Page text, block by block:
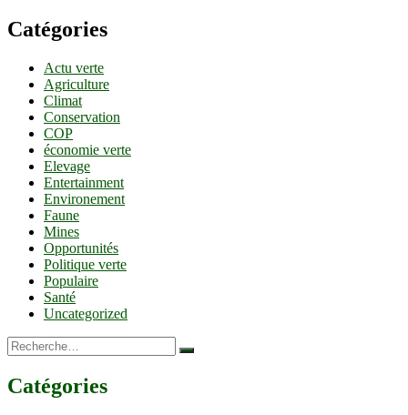
Catégories
Actu verte
Agriculture
Climat
Conservation
COP
économie verte
Elevage
Entertainment
Environement
Faune
Mines
Opportunités
Politique verte
Populaire
Santé
Uncategorized
Recherche…
Catégories